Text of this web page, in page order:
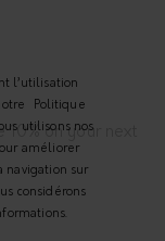
on your next
l’utilisation
Politique
utilisons nos
améliorer
navigation sur
considérons